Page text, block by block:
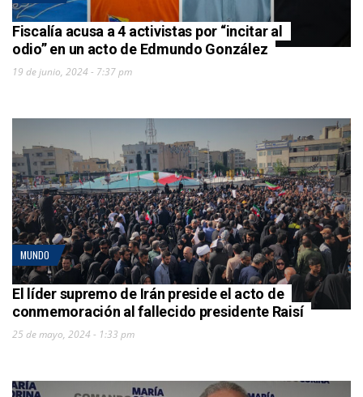
Fiscalía acusa a 4 activistas por “incitar al
odio” en un acto de Edmundo González
19 de junio, 2024 - 7:37 pm
MUNDO
El líder supremo de Irán preside el acto de
conmemoración al fallecido presidente Raisí
25 de mayo, 2024 - 1:33 pm